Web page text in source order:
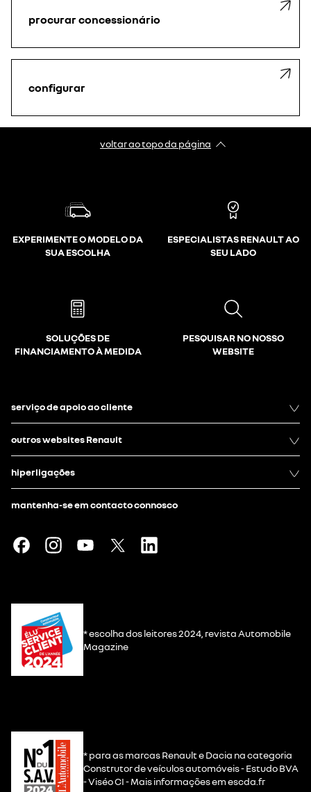
procurar concessionário
configurar
voltar ao topo da página
EXPERIMENTE O MODELO DA
SUA ESCOLHA
ESPECIALISTAS RENAULT AO
SEU LADO
SOLUÇÕES DE
FINANCIAMENTO À MEDIDA
PESQUISAR NO NOSSO
WEBSITE
serviço de apoio ao cliente
outros websites Renault
hiperligações
mantenha-se em contacto connosco
* escolha dos leitores 2024, revista Automobile
Magazine
* para as marcas Renault e Dacia na categoria
Construtor de veículos automóveis - Estudo BVA
- Viséo CI - Mais informações em escda.fr